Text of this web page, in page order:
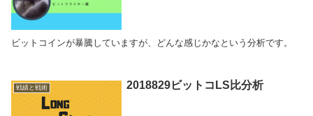
ビットコインが暴騰していますが、どんな感じかなという分析です。
戦績と戦術 2018829ビットコLS比分析